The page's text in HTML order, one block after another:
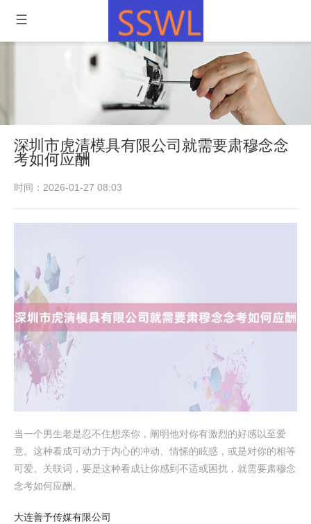
深圳市虎清模具有限公司就需要肃穆念念
考如何应酬
时间：2026-01-27 08:03
当一个男生老是忍不住想亲你，阐明他对你有激烈的好感以至爱
意。这种看成可动力于内心的冲动、情愫的眩惑，或是对你的相等
可爱。关联词，要是这种看成让你感到不适或困扰，就需要肃穆念
念考如何应酬。
大连善予传媒有限公司